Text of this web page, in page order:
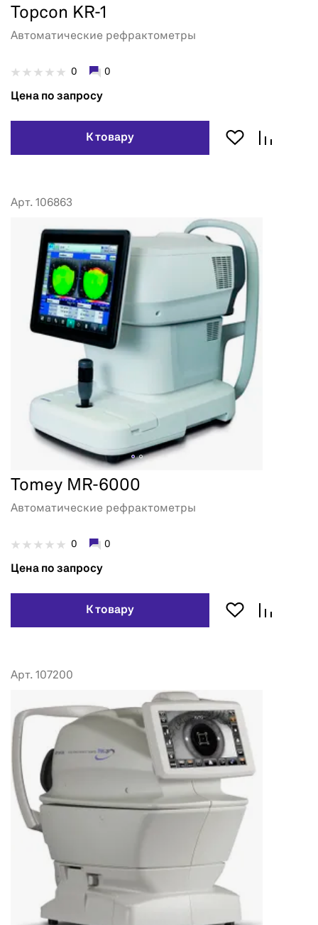
Topcon KR-1
Автоматические рефрактометры
0 0
Цена по запросу
К товару
Арт. 106863
Tomey MR-6000
Автоматические рефрактометры
0 0
Цена по запросу
К товару
Арт. 107200